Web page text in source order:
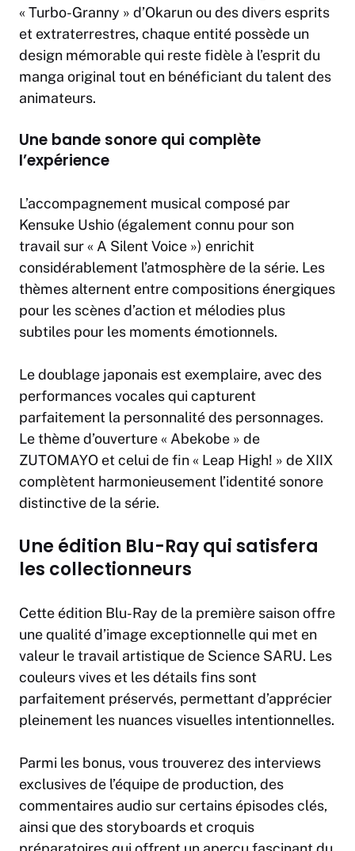
« Turbo-Granny » d’Okarun ou des divers esprits
et extraterrestres, chaque entité possède un
design mémorable qui reste fidèle à l’esprit du
manga original tout en bénéficiant du talent des
animateurs.
Une bande sonore qui complète
l’expérience
L’accompagnement musical composé par
Kensuke Ushio (également connu pour son
travail sur « A Silent Voice ») enrichit
considérablement l’atmosphère de la série. Les
thèmes alternent entre compositions énergiques
pour les scènes d’action et mélodies plus
subtiles pour les moments émotionnels.
Le doublage japonais est exemplaire, avec des
performances vocales qui capturent
parfaitement la personnalité des personnages.
Le thème d’ouverture « Abekobe » de
ZUTOMAYO et celui de fin « Leap High! » de XIIX
complètent harmonieusement l’identité sonore
distinctive de la série.
Une édition Blu-Ray qui satisfera
les collectionneurs
Cette édition Blu-Ray de la première saison offre
une qualité d’image exceptionnelle qui met en
valeur le travail artistique de Science SARU. Les
couleurs vives et les détails fins sont
parfaitement préservés, permettant d’apprécier
pleinement les nuances visuelles intentionnelles.
Parmi les bonus, vous trouverez des interviews
exclusives de l’équipe de production, des
commentaires audio sur certains épisodes clés,
ainsi que des storyboards et croquis